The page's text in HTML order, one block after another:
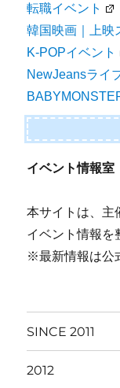
転職イベント
韓国映画｜上映
K-POPイベント
NewJeansライ
イベント情報室
本サイトは、主
イベント情報を
※最新情報は公
SINCE 2011
2012